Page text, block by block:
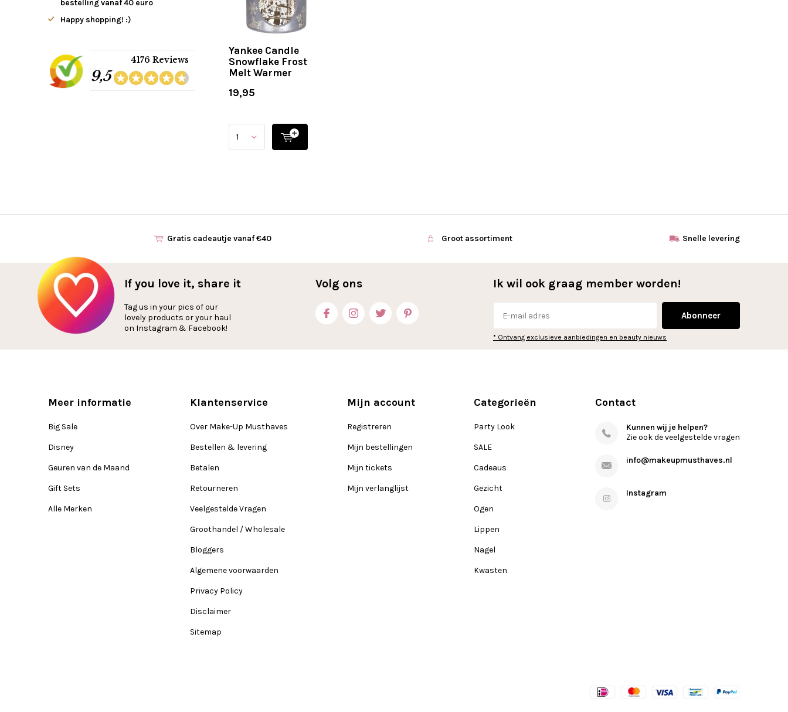
Yankee Candle
Snowflake Frost
Melt Warmer
19,95
bestelling vanaf 40 euro
Happy shopping! :)
9,5
4176 Reviews
Gratis cadeautje vanaf €40 Groot assortiment Snelle levering
If you love it, share it
Tag us in your pics of our
lovely products or your haul
on Instagram & Facebook!
Volg ons Ik wil ook graag member worden!
Abonneer
* Ontvang exclusieve aanbiedingen en beauty nieuws
Meer informatie
Big Sale
Disney
Geuren van de Maand
Gift Sets
Alle Merken
Klantenservice
Over Make-Up Musthaves
Bestellen & levering
Betalen
Retourneren
Veelgestelde Vragen
Groothandel / Wholesale
Bloggers
Algemene voorwaarden
Privacy Policy
Disclaimer
Sitemap
Mijn account
Registreren
Mijn bestellingen
Mijn tickets
Mijn verlanglijst
Categorieën
Party Look
SALE
Cadeaus
Gezicht
Ogen
Lippen
Nagel
Kwasten
Contact
Kunnen wij je helpen?
Zie ook de veelgestelde vragen
info@makeupmusthaves.nl
Instagram